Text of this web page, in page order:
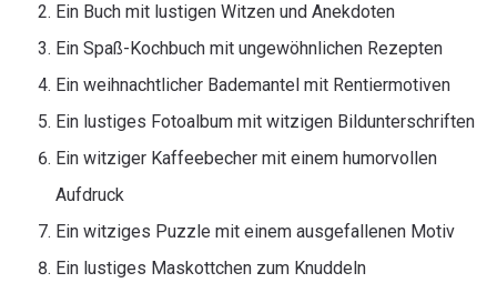
Ein Buch mit lustigen Witzen und Anekdoten
Ein Spaß-Kochbuch mit ungewöhnlichen Rezepten
Ein weihnachtlicher Bademantel mit Rentiermotiven
Ein lustiges Fotoalbum mit witzigen Bildunterschriften
Ein witziger Kaffeebecher mit einem humorvollen
Aufdruck
Ein witziges Puzzle mit einem ausgefallenen Motiv
Ein lustiges Maskottchen zum Knuddeln